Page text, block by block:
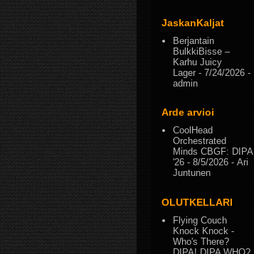
JaskanKaljat
Berjantain
BulkkiBisse –
Karhu Juicy
Lager - 7/24/2026 -
admin
Arde arvioi
CoolHead
Orchestrated
Minds CBGF: DIPA
'26 - 8/5/2026 - Ari
Juntunen
OLUTKELLARI
Flying Couch
Knock Knock -
Who's There?